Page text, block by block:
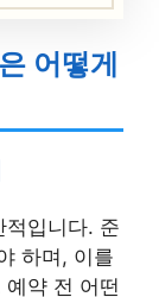
어떻게
적입니다. 준
하며, 이를
약 전 어떤